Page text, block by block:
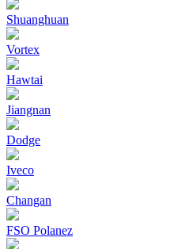
Shuanghuan
Vortex
Hawtai
Jiangnan
Dodge
Iveco
Changan
FSO Polanez